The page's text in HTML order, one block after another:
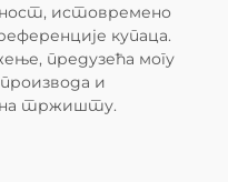
истовремено
купаца.
предузећа могу
и
тржишту.